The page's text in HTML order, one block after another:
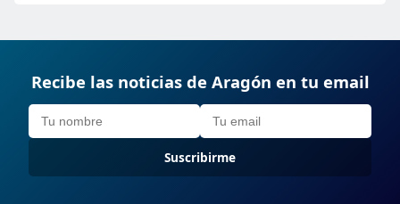
Recibe las noticias de Aragón en tu email
Suscribirme